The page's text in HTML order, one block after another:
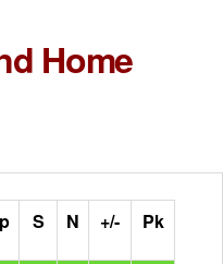
Home
S N +/- Pk